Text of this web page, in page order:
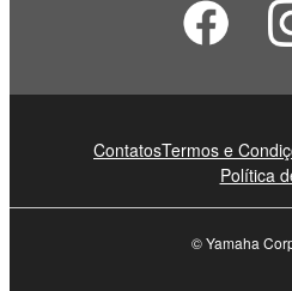
ContatosTermos e
Política
© Yamaha